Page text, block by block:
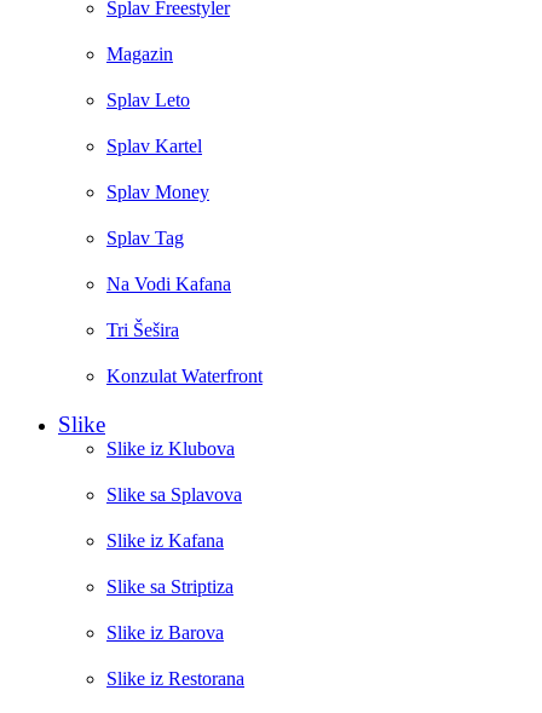
Splav Freestyler
Magazin
Splav Leto
Splav Kartel
Splav Money
Splav Tag
Na Vodi Kafana
Tri Šešira
Konzulat Waterfront
Slike
Slike iz Klubova
Slike sa Splavova
Slike iz Kafana
Slike sa Striptiza
Slike iz Barova
Slike iz Restorana